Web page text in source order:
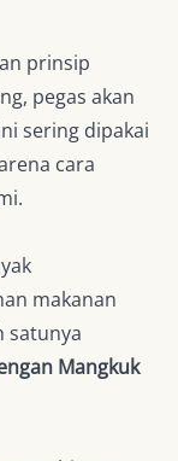
prinsip
pegas akan
sering dipakai
cara
makanan
satunya
Mangkuk